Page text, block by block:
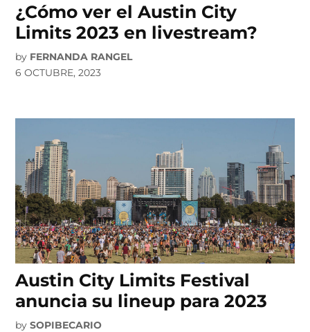
¿Cómo ver el Austin City
Limits 2023 en livestream?
by FERNANDA RANGEL
6 OCTUBRE, 2023
Austin City Limits Festival
anuncia su lineup para 2023
by SOPIBECARIO